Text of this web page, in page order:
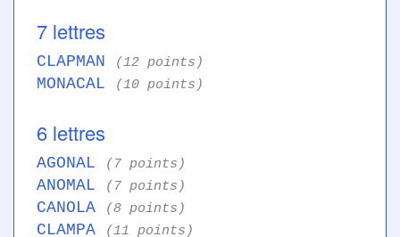
7 lettres
CLAPMAN (12 points)
MONACAL (10 points)
6 lettres
AGONAL (7 points)
ANOMAL (7 points)
CANOLA (8 points)
CLAMPA (11 points)